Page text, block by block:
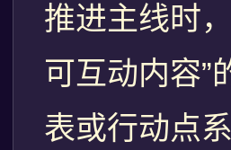
推进主线时
可互动内容”
表或行动点